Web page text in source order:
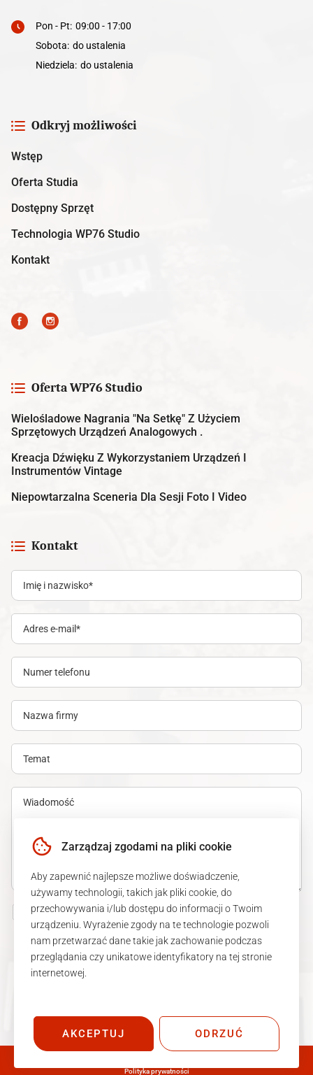
Zarządzaj zgodami na pliki cookie
Aby zapewnić najlepsze możliwe doświadczenie,
używamy technologii, takich jak pliki cookie, do
przechowywania i/lub dostępu do informacji o Twoim
urządzeniu. Wyrażenie zgody na te technologie pozwoli
nam przetwarzać dane takie jak zachowanie podczas
przeglądania czy unikatowe identyfikatory na tej stronie
internetowej.
AKCEPTUJ ODRZUĆ
Pon - Pt: 09:00 - 17:00
Sobota: do ustalenia
Niedziela: do ustalenia
Odkryj możliwości
Wstęp
Oferta Studia
Dostępny Sprzęt
Technologia WP76 Studio
Kontakt
Oferta WP76 Studio
Wielośladowe Nagrania "na Setkę" Z Użyciem
Sprzętowych Urządzeń Analogowych .
Kreacja Dźwięku Z Wykorzystaniem Urządzeń I
Instrumentów Vintage
Niepowtarzalna Sceneria Dla Sesji Foto I Video
Kontakt
Akceptujępolitykę prywatności.
WYŚLIJ WIADOMOŚĆ
Polityka prywatności